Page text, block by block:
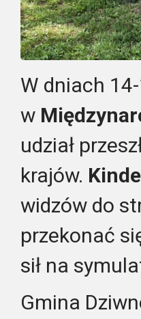
W dniach
w
udział
krajów.
widzów do
przekonać
sił na
Gmina